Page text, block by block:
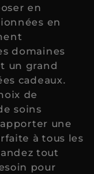
en
en
domaines
un grand
cadeaux.
de
soins
une
à tous les
tout
pour